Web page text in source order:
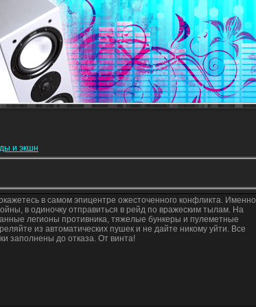
и экшн
в самом эпицентре ожесточенного конфликта. Именно
в одиночку отправиться в рейд по вражеским тылам. На
легионы противника, тяжелые бункеры и пулеметные
из автоматических пушек и не дайте никому уйти. Все
заполнены до отказа. От винта!